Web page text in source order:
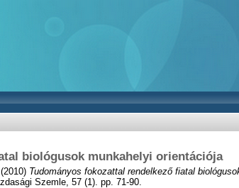
biológusok munkahelyi orientációja
Tudományos fokozattal rendelkező fiatal
Szemle, 57 (1). pp. 71-90.